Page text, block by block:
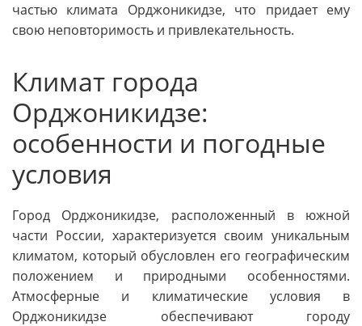
частью климата Орджоникидзе, что придает ему
свою неповторимость и привлекательность.
Климат города
Орджоникидзе:
особенности и погодные
условия
Город Орджоникидзе, расположенный в южной
части России, характеризуется своим уникальным
климатом, который обусловлен его географическим
положением и природными особенностями.
Атмосферные и климатические условия в
Орджоникидзе обеспечивают городу